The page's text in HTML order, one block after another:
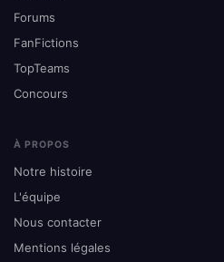
Forums
FanFictions
TopTeams
Concours
À PROPOS
Notre histoire
L'équipe
Nous contacter
Mentions légales